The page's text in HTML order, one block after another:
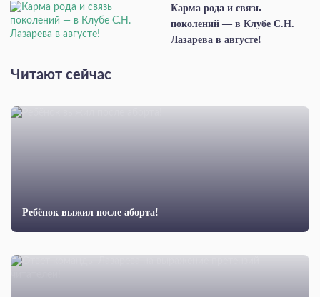
Карма рода и связь
поколений — в Клубе С.Н.
Лазарева в августе!
Читают сейчас
Ребёнок выжил после аборта!